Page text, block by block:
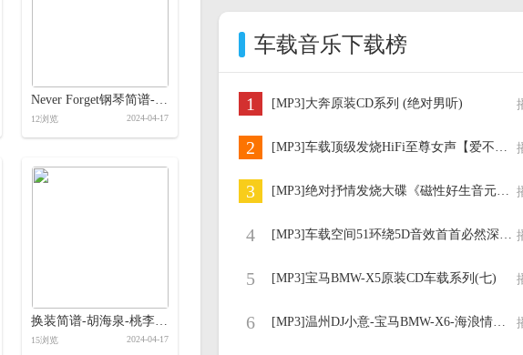
Never Forget钢琴简谱-Martin O&#039;Donnell Michael Salvatori简谱
12浏览 2024-04-17
换装简谱-胡海泉-桃李醉春风制作简谱
15浏览 2024-04-17
车载音乐下载榜
1 [MP3]大奔原装CD系列 (绝对男听)
2 [MP3]车载顶级发烧HiFi至尊女声【爱不可能重来】
3 [MP3]绝对抒情发烧大碟《磁性好生音元素》HIFI车载CD音乐下载
4 [MP3]车载空间51环绕5D音效首首必然深入人心
5 [MP3]宝马BMW-X5原装CD车载系列(七)
6 [MP3]温州DJ小意-宝马BMW-X6-海浪情歌深情到底串烧